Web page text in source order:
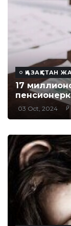
ҚАЗАҚСТАН
17
03 Oct, 2024